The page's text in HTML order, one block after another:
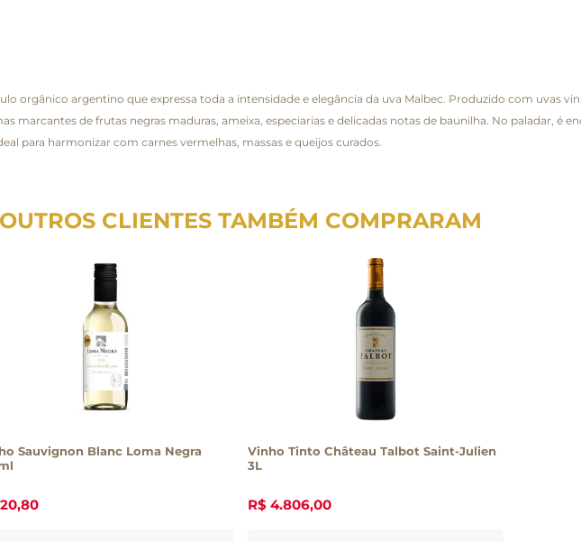
orgânico argentino que expressa toda a intensidade e elegância da uva Malbec. Produzido com uvas
marcantes de frutas negras maduras, ameixa, especiarias e delicadas notas de baunilha. No paladar, é
para harmonizar com carnes vermelhas, massas e queijos curados.
OUTROS CLIENTES TAMBÉM COMPRARAM
Sauvignon Blanc Loma Negra
20,80
Vinho Tinto Château Talbot Saint-Julien
3L
R$ 4.806,00